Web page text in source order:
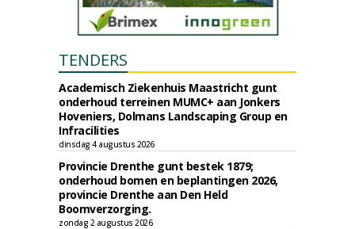
TENDERS
Academisch Ziekenhuis Maastricht gunt
onderhoud terreinen MUMC+ aan Jonkers
Hoveniers, Dolmans Landscaping Group en
Infracilities
dinsdag 4 augustus 2026
Provincie Drenthe gunt bestek 1879;
onderhoud bomen en beplantingen 2026,
provincie Drenthe aan Den Held
Boomverzorging.
zondag 2 augustus 2026